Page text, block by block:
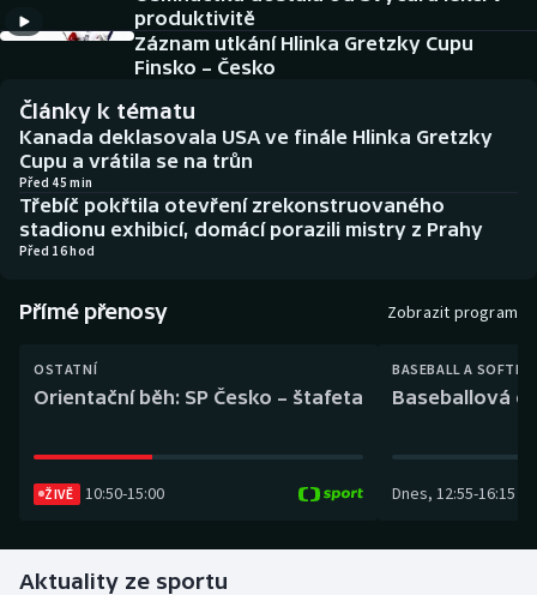
Basketbal
Biatlon
Boby a skeleton
Box
Florbal
Golf
Historické návraty
Aplikace ČT sport
AZ kvíz
produktivitě
Záznam utkání Hlinka Gretzky Cupu
Finsko – Česko
Články k tématu
Kanada deklasovala USA ve finále Hlinka Gretzky
Cupu a vrátila se na trůn
Před 45 min
Třebíč pokřtila otevření zrekonstruovaného
stadionu exhibicí, domácí porazili mistry z Prahy
Před 16 hod
Přímé přenosy Zobrazit program
OSTATNÍ
Orientační běh: SP Česko – štafeta
ŽIVĚ 10:50-15:00
BASEBALL A
Baseballová
Dnes, 12:55-16:15
Aktuality ze sportu